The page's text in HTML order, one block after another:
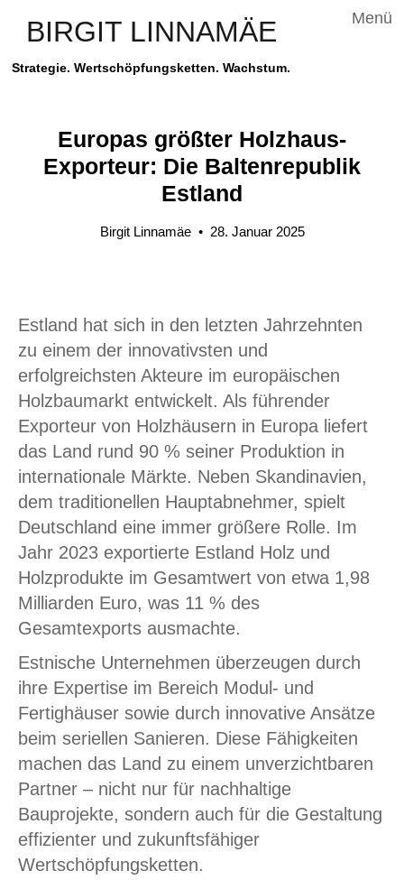
BIRGIT LINNAMÄE
Strategie. Wertschöpfungsketten. Wachstum.
Menü
Europas größter Holzhaus-
Exporteur: Die Baltenrepublik
Estland
Birgit Linnamäe• 28. Januar 2025
Estland hat sich in den letzten Jahrzehnten
zu einem der innovativsten und
erfolgreichsten Akteure im europäischen
Holzbaumarkt entwickelt. Als führender
Exporteur von Holzhäusern in Europa liefert
das Land rund 90 % seiner Produktion in
internationale Märkte. Neben Skandinavien,
dem traditionellen Hauptabnehmer, spielt
Deutschland eine immer größere Rolle. Im
Jahr 2023 exportierte Estland Holz und
Holzprodukte im Gesamtwert von etwa 1,98
Milliarden Euro, was 11 % des
Gesamtexports ausmachte.
Estnische Unternehmen überzeugen durch
ihre Expertise im Bereich Modul- und
Fertighäuser sowie durch innovative Ansätze
beim seriellen Sanieren. Diese Fähigkeiten
machen das Land zu einem unverzichtbaren
Partner – nicht nur für nachhaltige
Bauprojekte, sondern auch für die Gestaltung
effizienter und zukunftsfähiger
Wertschöpfungsketten.